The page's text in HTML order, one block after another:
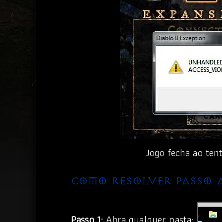
Jogo fecha ao
COMO RESOLVER PASSO